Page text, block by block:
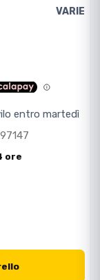
VARIE
entro martedì
ore